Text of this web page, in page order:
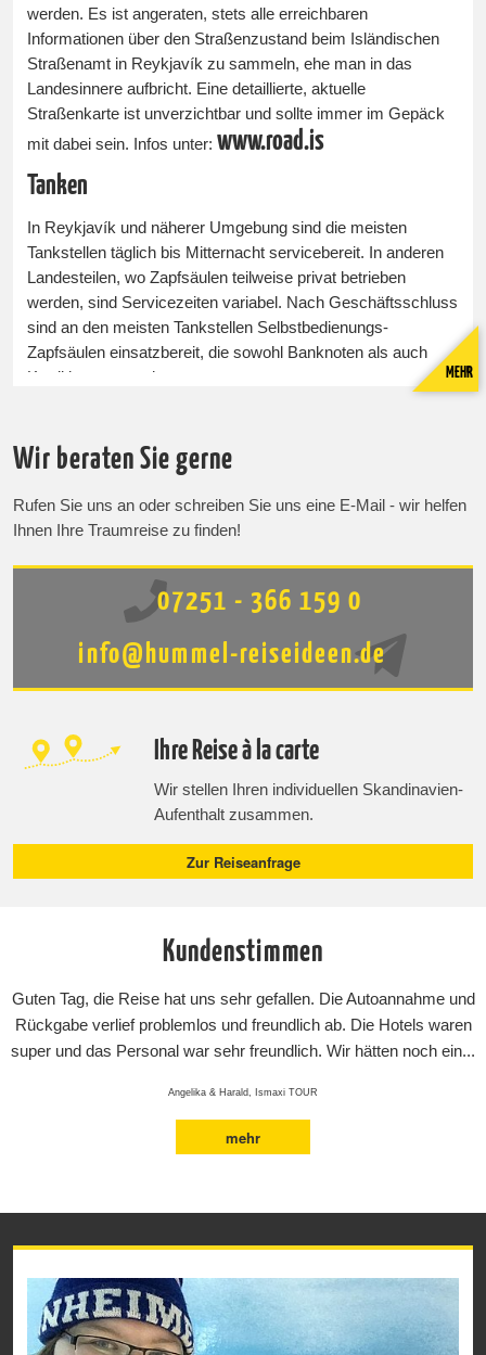
werden. Es ist angeraten, stets alle erreichbaren
Informationen über den Straßenzustand beim Isländischen
Straßenamt in Reykjavík zu sammeln, ehe man in das
Landesinnere aufbricht. Eine detaillierte, aktuelle
Straßenkarte ist unverzichtbar und sollte immer im Gepäck
mit dabei sein. Infos unter:www.road.is
Tanken
In Reykjavík und näherer Umgebung sind die meisten
Tankstellen täglich bis Mitternacht servicebereit. In anderen
Landesteilen, wo Zapfsäulen teilweise privat betrieben
werden, sind Servicezeiten variabel. Nach Geschäftsschluss
sind an den meisten Tankstellen Selbstbedienungs-
Zapfsäulen einsatzbereit, die sowohl Banknoten als auch
Kreditkarten annehmen.
In Island gibt es keine Mautgebühren. Lediglich der
mautpflichtig.
Für die Bürger der EU reicht der international zugelassene,
normale Führerschein aus.
Weitere Informationen zu Ihrem Island Urlaub finden Sie
unter der Rubrik:
MEHR
Wir beraten Sie gerne
Rufen Sie uns an oder schreiben Sie uns eine E-Mail - wir helfen
Ihnen Ihre Traumreise zu finden!
07251 - 366 159 0
info@hummel-reiseideen.de
Ihre Reise à la carte
Wir stellen Ihren individuellen Skandinavien-
Aufenthalt zusammen.
Zur Reiseanfrage
Kundenstimmen
Guten Tag, die Reise hat uns sehr gefallen. Die Autoannahme und
Rückgabe verlief problemlos und freundlich ab. Die Hotels waren
super und das Personal war sehr freundlich. Wir hätten noch ein...
Angelika & Harald, Ismaxi TOUR
mehr